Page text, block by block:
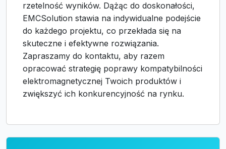
rzetelność wyników. Dążąc do doskonałości,
EMCSolution stawia na indywidualne podejście
do każdego projektu, co przekłada się na
skuteczne i efektywne rozwiązania.
Zapraszamy do kontaktu, aby razem
opracować strategię poprawy kompatybilności
elektromagnetycznej Twoich produktów i
zwiększyć ich konkurencyjność na rynku.